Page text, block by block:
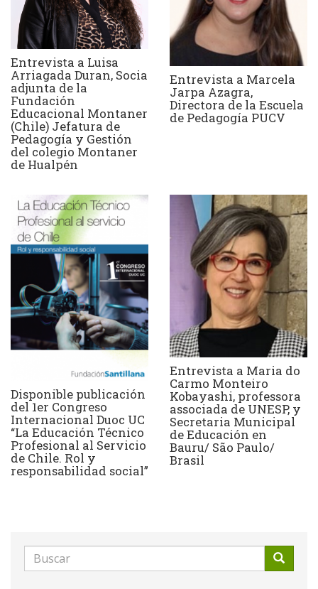
Entrevista a Luisa
Arriagada Duran, Socia
adjunta de la
Fundación
Educacional Montaner
(Chile) Jefatura de
Pedagogía y Gestión
del colegio Montaner
de Hualpén
Entrevista a Marcela
Jarpa Azagra,
Directora de la Escuela
de Pedagogía PUCV
Disponible publicación
del 1er Congreso
Internacional Duoc UC
“La Educación Técnico
Profesional al Servicio
de Chile. Rol y
responsabilidad social”
Entrevista a Maria do
Carmo Monteiro
Kobayashi, professora
associada de UNESP, y
Secretaria Municipal
de Educación en
Bauru/ São Paulo/
Brasil
Formulario
de